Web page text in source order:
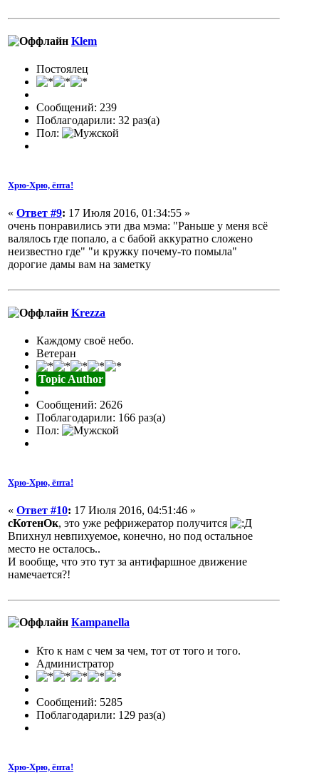
Klem
Постоялец
Сообщений: 239
Поблагодарили: 32 раз(а)
Пол:
Хрю-Хрю, ёпта!
« Ответ #9: 17 Июля 2016, 01:34:55 »
очень понравились эти два мэма: "Раньше у меня всё
валялось где попало, а с бабой аккуратно сложено
неизвестно где" "и кружку почему-то помыла"
дорогие дамы вам на заметку
Krezza
Каждому своё небо.
Ветеран
Topic Author
Сообщений: 2626
Поблагодарили: 166 раз(а)
Пол:
Хрю-Хрю, ёпта!
« Ответ #10: 17 Июля 2016, 04:51:46 »
сКотенОк, это уже рефрижератор получится
Впихнул невпихуемое, конечно, но под остальное
место не осталось..
И вообще, что это тут за антифаршное движение
намечается?!
Кampanella
Кто к нам с чем за чем, тот от того и того.
Администратор
Сообщений: 5285
Поблагодарили: 129 раз(а)
Хрю-Хрю, ёпта!